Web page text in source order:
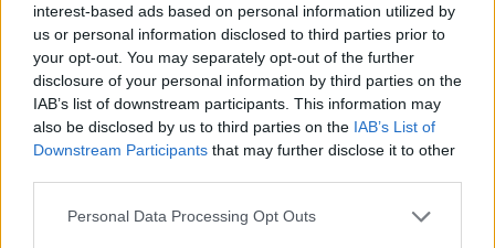
interest-based ads based on personal information utilized by
us or personal information disclosed to third parties prior to
your opt-out. You may separately opt-out of the further
disclosure of your personal information by third parties on the
IAB’s list of downstream participants. This information may
also be disclosed by us to third parties on the IAB’s List of
Downstream Participants that may further disclose it to other
Personal Data Processing Opt Outs